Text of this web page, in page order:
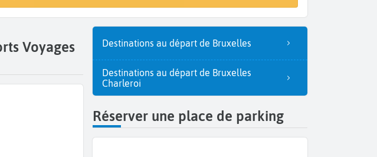
Voyages
Destinations au départ de Bruxelles
Destinations au départ de Bruxelles
Charleroi
Réserver une place de parking